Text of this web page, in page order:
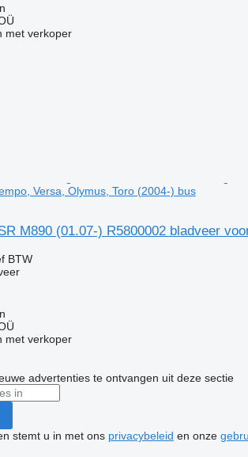
met verkoper
Versa, Olymus, Toro (2004-) bus
M890 (01.07-) R5800002 bladveer
BTW
met verkoper
advertenties te ontvangen uit deze sectie
stemt u in met ons privacybeleid en onze